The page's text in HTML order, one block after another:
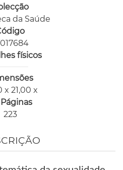
da Saúde
físicos
x 21,00 x
Páginas
223